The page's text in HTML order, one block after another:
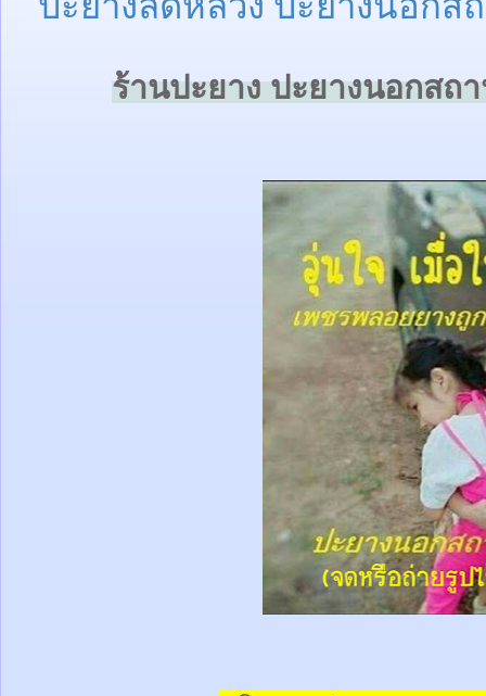
ร้านปะยาง ปะยางนอกสถ